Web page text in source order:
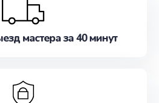
мастера за 40 минут